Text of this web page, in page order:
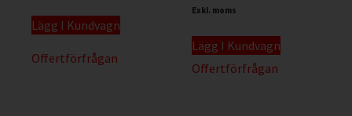
Lägg I Kundvagn
Offertförfrågan
Exkl. moms
Lägg I Kundvagn
Offertförfrågan